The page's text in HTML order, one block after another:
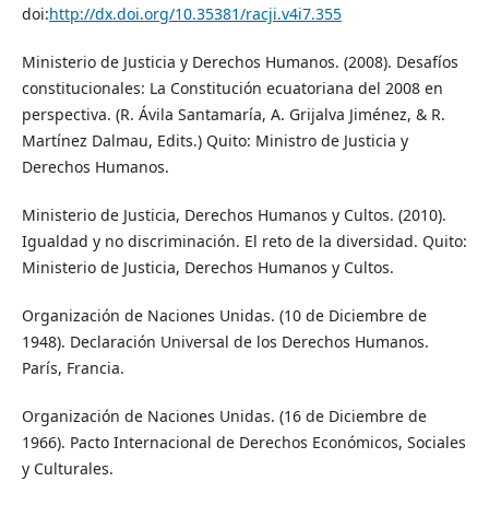
doi:http://dx.doi.org/10.35381/racji.v4i7.355
Ministerio de Justicia y Derechos Humanos. (2008). Desafíos
constitucionales: La Constitución ecuatoriana del 2008 en
perspectiva. (R. Ávila Santamaría, A. Grijalva Jiménez, & R.
Martínez Dalmau, Edits.) Quito: Ministro de Justicia y
Derechos Humanos.
Ministerio de Justicia, Derechos Humanos y Cultos. (2010).
Igualdad y no discriminación. El reto de la diversidad. Quito:
Ministerio de Justicia, Derechos Humanos y Cultos.
Organización de Naciones Unidas. (10 de Diciembre de
1948). Declaración Universal de los Derechos Humanos.
París, Francia.
Organización de Naciones Unidas. (16 de Diciembre de
1966). Pacto Internacional de Derechos Económicos, Sociales
y Culturales.